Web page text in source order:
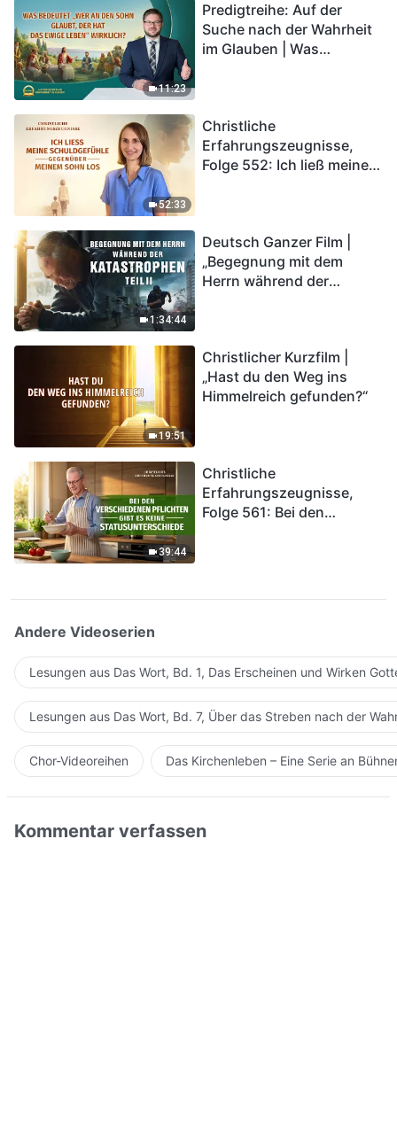
11:23
Predigtreihe: Auf der
Suche nach der Wahrheit
im Glauben | Was
52:33
Christliche
Erfahrungszeugnisse,
Folge 552: Ich ließ meine
1:34:44
Deutsch Ganzer Film |
„Begegnung mit dem
Herrn während der
in das Königreich Gottes
eintreten?
19:51
Christlicher Kurzfilm |
„Hast du den Weg ins
Himmelreich gefunden?“
39:44
Christliche
Erfahrungszeugnisse,
Folge 561: Bei den
Andere Videoserien
Lesungen aus Das Wort, Bd. 1, Das Erscheinen und Wirken
Lesungen aus Das Wort, Bd. 7, Über das Streben nach der
Chor-Videoreihen Das Kirchenleben – Eine Serie an
Kommentar verfassen